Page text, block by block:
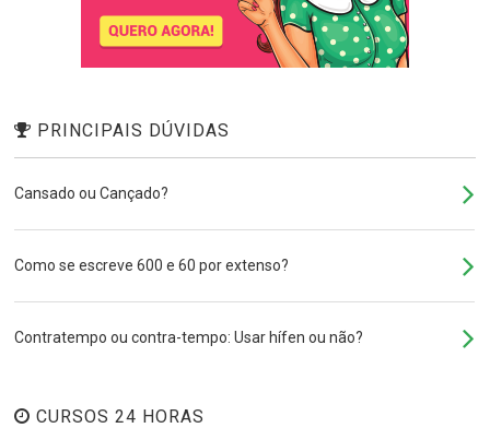
PRINCIPAIS DÚVIDAS
Cansado ou Cançado?
Como se escreve 600 e 60 por extenso?
Contratempo ou contra-tempo: Usar hífen ou não?
CURSOS 24 HORAS